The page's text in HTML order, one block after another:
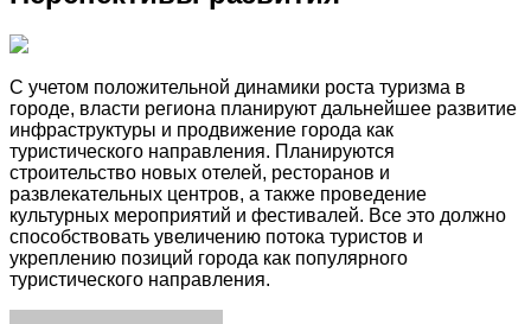
С учетом положительной динамики роста туризма в
городе, власти региона планируют дальнейшее развитие
инфраструктуры и продвижение города как
туристического направления. Планируются
строительство новых отелей, ресторанов и
развлекательных центров, а также проведение
культурных мероприятий и фестивалей. Все это должно
способствовать увеличению потока туристов и
укреплению позиций города как популярного
туристического направления.